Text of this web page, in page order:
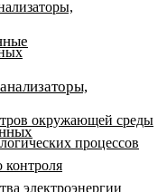
окружающей среды
процессов
электроэнергии